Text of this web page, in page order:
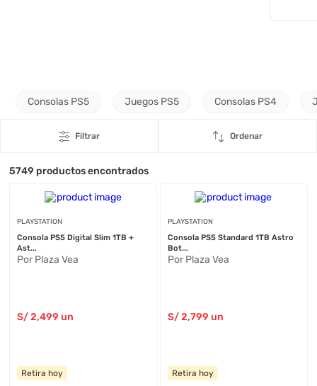
Consolas PS5 Juegos PS5 Consolas PS4
Filtrar Ordenar
5749 productos encontrados
PLAYSTATION
Consola PS5 Digital Slim 1TB +
Ast...
Por Plaza Vea
S/2,499 un
Retira hoy
PLAYSTATION
Consola PS5 Standard 1TB Astro
Bot...
Por Plaza Vea
S/2,799 un
Retira hoy